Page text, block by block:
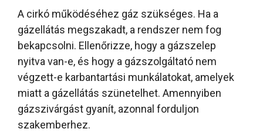
A cirkó működéséhez gáz szükséges. Ha a
gázellátás megszakadt, a rendszer nem fog
bekapcsolni. Ellenőrizze, hogy a gázszelep
nyitva van-e, és hogy a gázszolgáltató nem
végzett-e karbantartási munkálatokat, amelyek
miatt a gázellátás szünetelhet. Amennyiben
gázszivárgást gyanít, azonnal forduljon
szakemberhez.